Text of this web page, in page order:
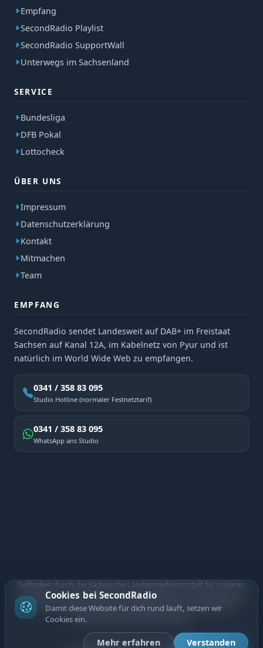
Empfang
SecondRadio Playlist
SecondRadio SupportWall
Unterwegs im Sachsenland
SERVICE
Bundesliga
DFB Pokal
Lottocheck
ÜBER UNS
Impressum
Datenschutzerklärung
Kontakt
Mitmachen
Team
EMPFANG
SecondRadio sendet Landesweit auf DAB+ im Freistaat
Sachsen auf Kanal 12A, im Kabelnetz von Pyur und ist
natürlich im World Wide Web zu empfangen.
0341 / 358 83 095
Studio Hotline (normaler Festnetztarif)
0341 / 358 83 095
WhatsApp ans Studio
Gefördert durch die Sächsische Landesmedienanstalt für privaten
Rundfunk und neue Medien. Diese Maßnahme wird mitfinanziert
durch Steuermittel auf der Grundlage des vom Sächsischen
Landtag beschlossenen Haushalts.
Cookies bei SecondRadio
Damit diese Website für dich rund läuft, setzen wir
Cookies ein.
Mehr erfahren Verstanden